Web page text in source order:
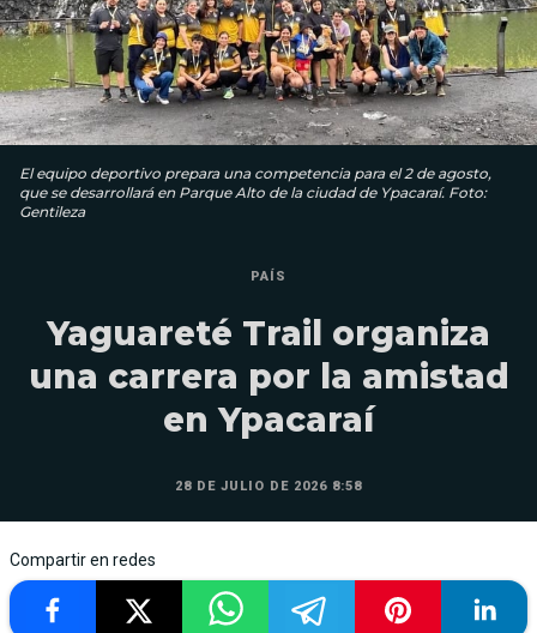
El equipo deportivo prepara una competencia para el 2 de agosto,
que se desarrollará en Parque Alto de la ciudad de Ypacaraí. Foto:
Gentileza
PAÍS
Yaguareté Trail organiza
una carrera por la amistad
en Ypacaraí
28 DE JULIO DE 2026 8:58
Compartir en redes